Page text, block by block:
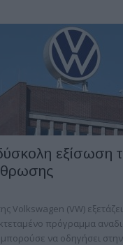
εξίσωση
Volkswagen (VW)
πρόγραμμα
να οδηγήσει